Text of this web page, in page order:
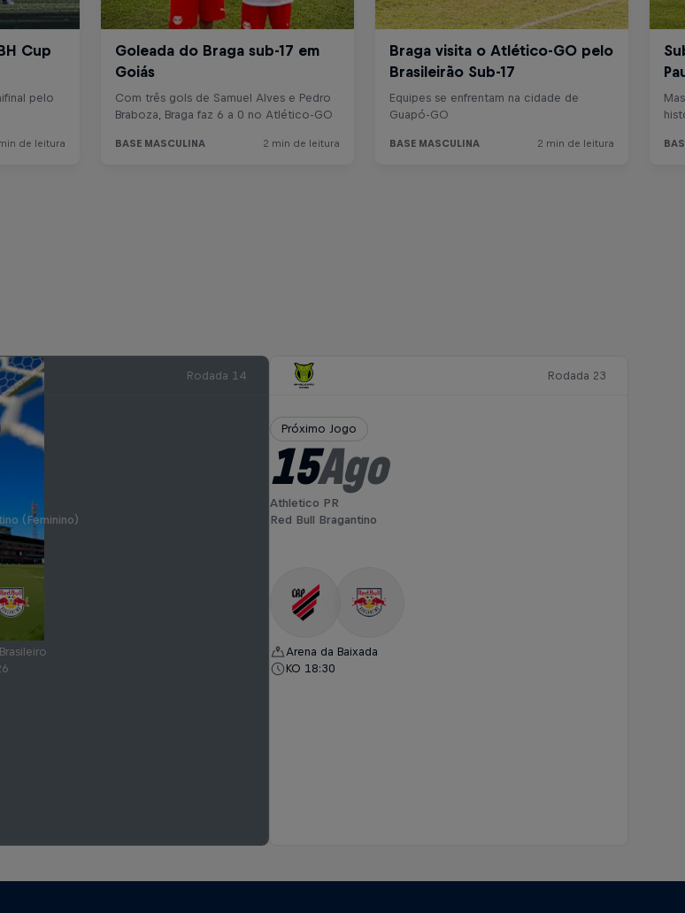
Rodada 14
(Feminino)
Rodada 23
Próximo Jogo
15Ago
Athletico PR
Red Bull Bragantino
Arena da Baixada
KO 18:30